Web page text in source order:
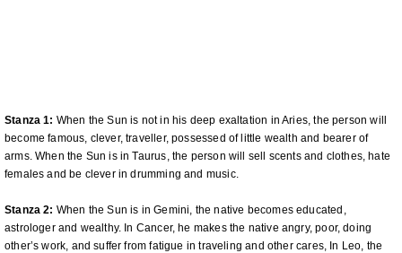
Stanza 1: When the Sun is not in his deep exaltation in Aries, the person will
become famous, clever, traveller, possessed of little wealth and bearer of
arms. When the Sun is in Taurus, the person will sell scents and clothes, hate
females and be clever in drumming and music.
Stanza 2: When the Sun is in Gemini, the native becomes educated,
astrologer and wealthy. In Cancer, he makes the native angry, poor, doing
other’s work, and suffer from fatigue in traveling and other cares, In Leo, the